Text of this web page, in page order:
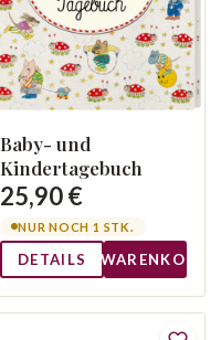
Baby- und
Kindertagebuch
25,90 €
NUR NOCH 1 STK.
DETAILS WARENKORB